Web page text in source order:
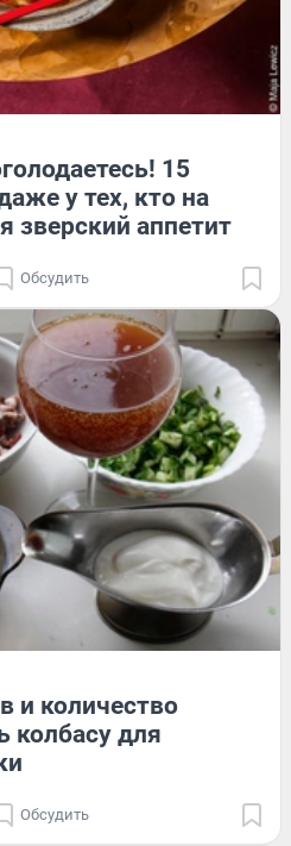
15
у тех, кто на
зверский аппетит
Обсудить
и количество
колбасу для
Обсудить